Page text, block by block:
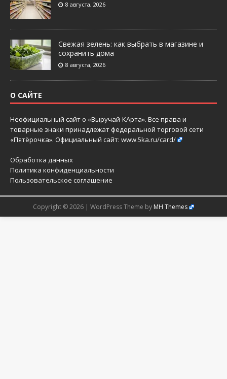
8 августа, 2026
Свежая зелень: как выбрать в магазине и
сохранить дома
8 августа, 2026
О САЙТЕ
Неофициальный сайт о «Выручай-КАрта». Все права и
товарные знаки принадлежат федеральной торговой сети
«Пятёрочка». Официальный сайт: www.5ka.ru/card/
Обработка данных
Политика конфиденциальности
Пользовательское соглашение
Copyright © 2026 | WordPress Theme by MH Themes